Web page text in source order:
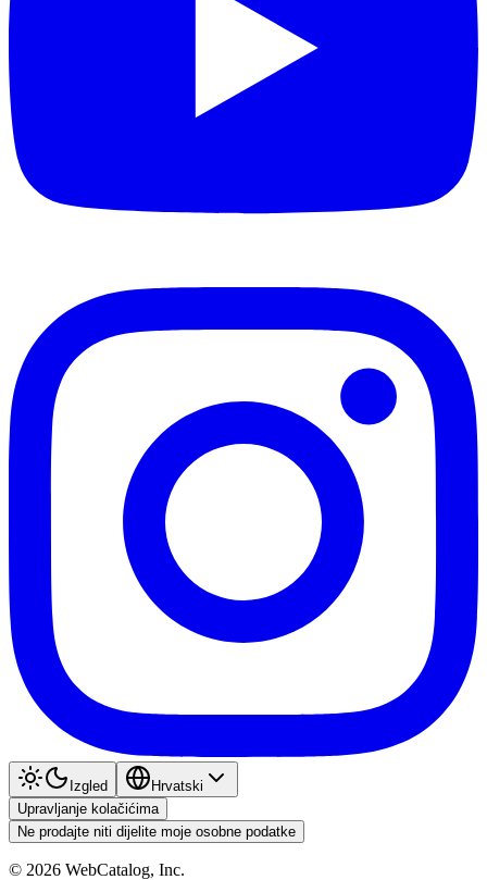
Izgled
Hrvatski
Upravljanje kolačićima
Ne prodajte niti dijelite moje osobne podatke
© 2026 WebCatalog, Inc.